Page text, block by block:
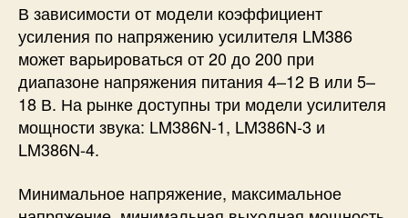
В зависимости от модели коэффициент
усиления по напряжению усилителя LM386
может варьироваться от 20 до 200 при
диапазоне напряжения питания 4–12 В или 5–
18 В. На рынке доступны три модели усилителя
мощности звука: LM386N-1, LM386N-3 и
LM386N-4.
Минимальное напряжение, максимальное